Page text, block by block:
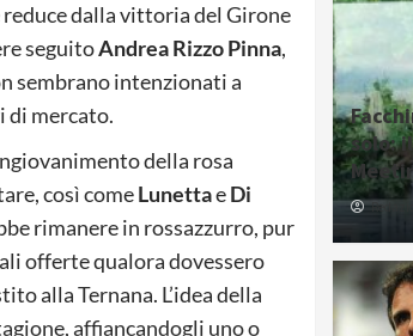
dalla vittoria del Girone
seguitoAndrea Rizzo Pinna,
sembrano intenzionati a
di mercato.
della rosa
così comeLunettaeDi
rimanere in rossazzurro, pur
offerte qualora dovessero
alla Ternana. L’idea della
affiancandogli uno o
solo: